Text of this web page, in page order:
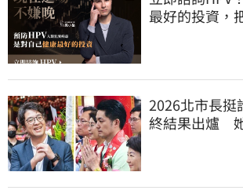
最好的投資，
2026北市長挺
終結果出爐